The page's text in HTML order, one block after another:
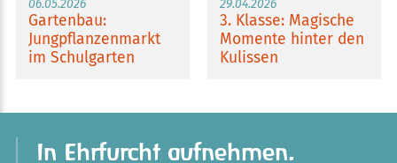
06.05.2026
Gartenbau:
Jungpflanzenmarkt
im Schulgarten
29.04.2026
3. Klasse: Magische
Momente hinter den
Kulissen
In Ehrfurcht aufnehmen.